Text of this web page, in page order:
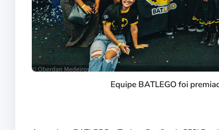
Equipe BATLEGO foi